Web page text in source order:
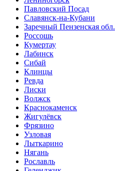
Павловский Посад
Славянск-на-Кубани
Заречный Пензенская обл.
Россошь
Кумертау
Лабинск
Сибай
Клинцы
Ревда
Лиски
Волжск
Краснокаменск
Жигулёвск
Фрязино
Узловая
Лыткарино
Нягань
Рославль